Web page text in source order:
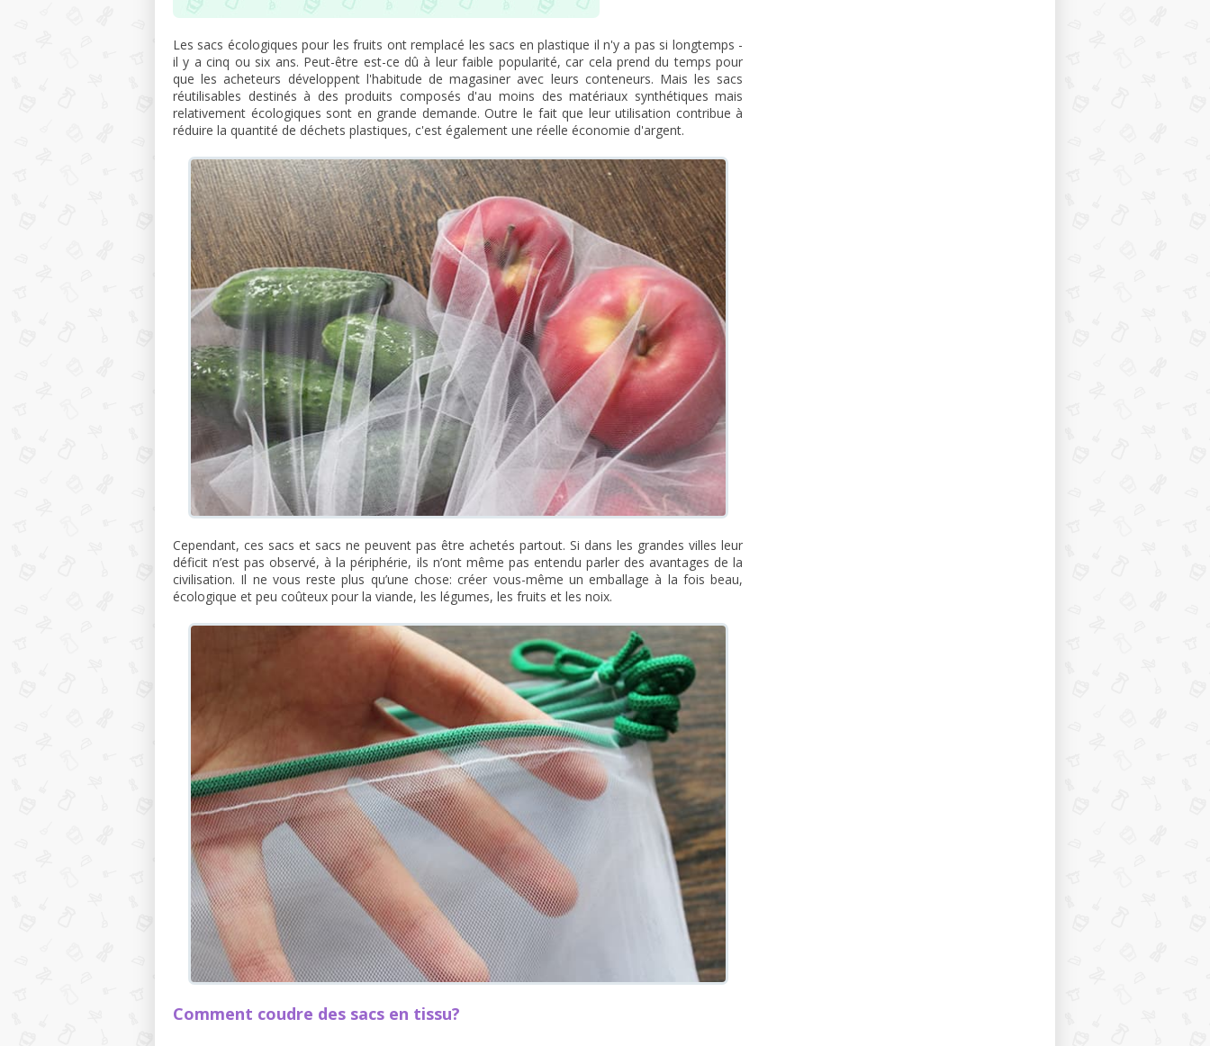
Les sacs écologiques pour les fruits ont remplacé les sacs en plastique il n'y a pas si longtemps -
il y a cinq ou six ans. Peut-être est-ce dû à leur faible popularité, car cela prend du temps pour
que les acheteurs développent l'habitude de magasiner avec leurs conteneurs. Mais les sacs
réutilisables destinés à des produits composés d'au moins des matériaux synthétiques mais
relativement écologiques sont en grande demande. Outre le fait que leur utilisation contribue à
réduire la quantité de déchets plastiques, c'est également une réelle économie d'argent.
Cependant, ces sacs et sacs ne peuvent pas être achetés partout. Si dans les grandes villes leur
déficit n’est pas observé, à la périphérie, ils n’ont même pas entendu parler des avantages de la
civilisation. Il ne vous reste plus qu’une chose: créer vous-même un emballage à la fois beau,
écologique et peu coûteux pour la viande, les légumes, les fruits et les noix.
Comment coudre des sacs en tissu?